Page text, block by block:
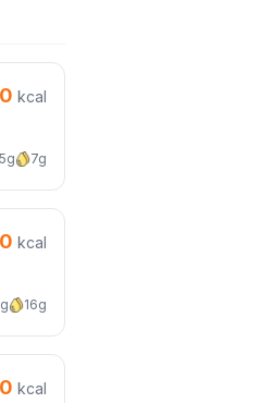
kcal
7g
kcal
16g
kcal